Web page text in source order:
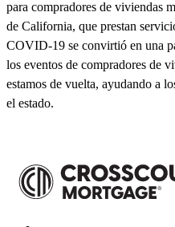
para compradores de viviendas
de California, que prestan
COVID-19 se convirtió en una
los eventos de compradores de
estamos de vuelta, ayudando a
el estado.